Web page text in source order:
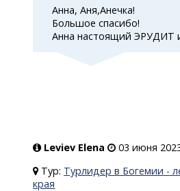
Анна, Аня,Анечка!
Большое спасибо!
Анна настоящий ЭРУДИТ
Leviev Elena
03 июня
Тур: Турлидер в Богемии -
края